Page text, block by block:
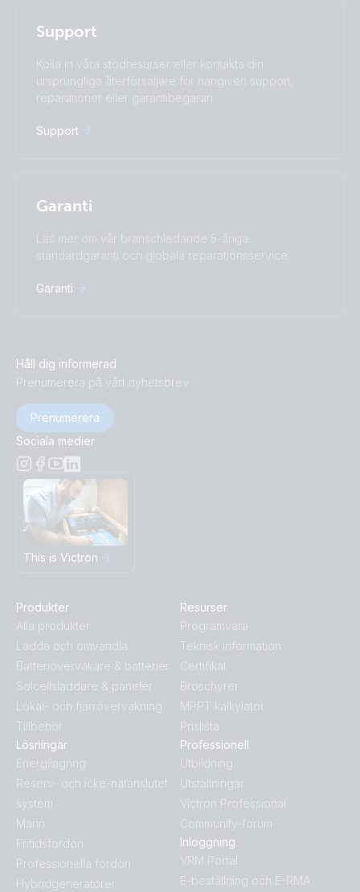
Română
Suomalainen
Svenska
Türkçe
Ελληνικά
Русский
Українська
Subscribe
Support
Kolla in våra stödresurser eller kontakta din
ursprungliga återförsäljare för hängiven support,
reparationer eller garantibegäran.
Support
Garanti
Läs mer om vår branschledande 5-åriga
standardgaranti och globala reparationsservice.
Garanti
Håll dig informerad
Prenumerera på vårt nyhetsbrev
Prenumerera
Sociala medier
This is Victron
Produkter
Alla produkter
Ladda och omvandla
Batteriövervakare & batterier
Solcellsladdare & paneler
Lokal- och fjärrövervakning
Tillbehör
Lösningar
Energilagring
Reserv- och icke-nätanslutet
system
Marin
Fritidsfordon
Professionella fordon
Hybridgeneratorer
Resurser
Programvara
Teknisk information
Certifikat
Broschyrer
MPPT kalkylator
Prislista
Professionell
Utbildning
Utställningar
Victron Professional
Community-forum
Inloggning
VRM Portal
E-beställning och E-RMA